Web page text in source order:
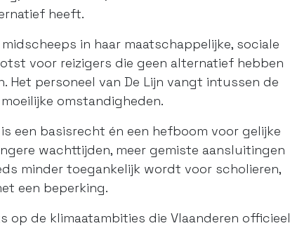
heeft.
in haar maatschappelijke, sociale
voor reizigers die geen alternatief hebben
Het personeel van De Lijn vangt intussen de
omstandigheden.
een basisrecht én een hefboom voor gelijke
wachttijden, meer gemiste aansluitingen
minder toegankelijk wordt voor scholieren,
een beperking.
op de klimaatambities die Vlaanderen officieel